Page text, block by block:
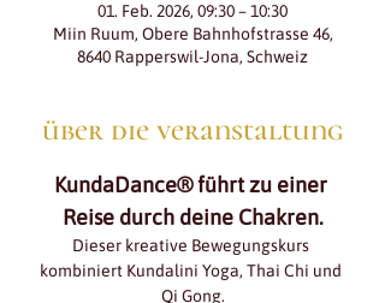
01. Feb. 2026, 09:30 – 10:30
Miin Ruum, Obere Bahnhofstrasse 46,
8640 Rapperswil-Jona, Schweiz
über die veranstaltung
KundaDance® führt zu einer
Reise durch deine Chakren.
Dieser kreative Bewegungskurs
kombiniert Kundalini Yoga, Thai Chi und
Qi Gong.